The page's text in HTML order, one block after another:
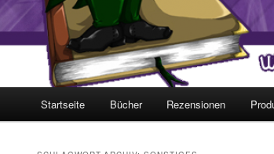
Startseite Bücher Rezensionen